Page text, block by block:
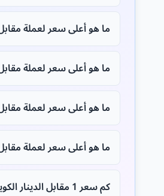
ما هو أعلى سعر لعملة
ما هو أعلى سعر لعملة مقابل
ما هو أعلى سعر لعملة مقابل
ما هو أعلى سعر لعملة مقابل
كم سعر 1 مقابل الدينار الكويتي؟